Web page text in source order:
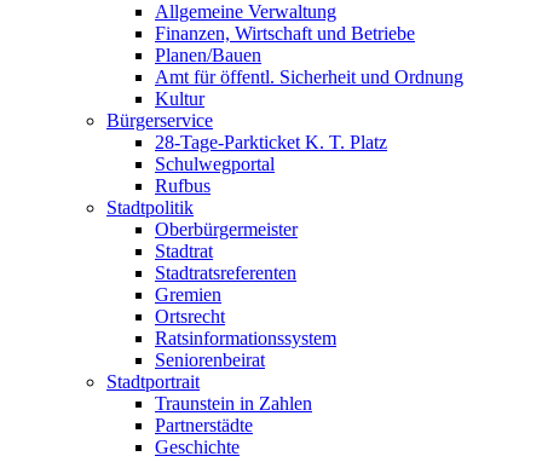
Allgemeine Verwaltung
Finanzen, Wirtschaft und Betriebe
Planen/Bauen
Amt für öffentl. Sicherheit und Ordnung
Kultur
Bürgerservice
28-Tage-Parkticket K. T. Platz
Schulwegportal
Rufbus
Stadtpolitik
Oberbürgermeister
Stadtrat
Stadtratsreferenten
Gremien
Ortsrecht
Ratsinformationssystem
Seniorenbeirat
Stadtportrait
Traunstein in Zahlen
Partnerstädte
Geschichte